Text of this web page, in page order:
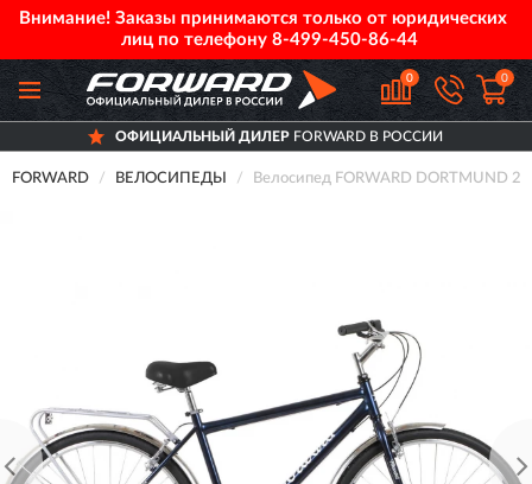
Внимание! Заказы принимаются только от юридических
лиц по телефону 8-499-450-86-44
0 0
ОФИЦИАЛЬНЫЙ ДИЛЕРFORWARD В РОССИИ
FORWARD ВЕЛОСИПЕДЫ Велосипед FORWARD DORTMUND